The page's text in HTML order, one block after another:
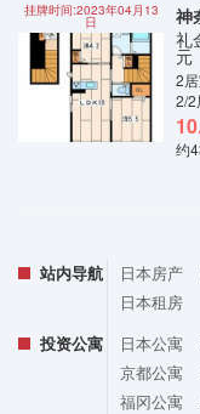
挂牌时间:2023年04月13
日
礼
元
2
2/2
约
站内导航 日本房产
日本租房
投资公寓
日本公寓
京都公寓
福冈公寓